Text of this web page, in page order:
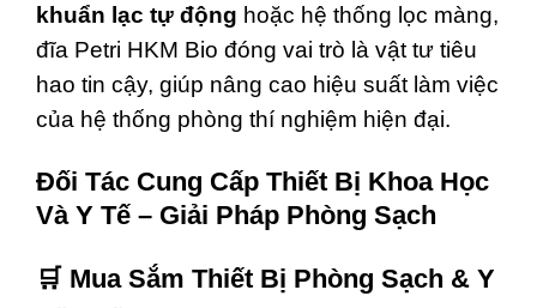
khuẩn lạc tự động hoặc hệ thống lọc màng,
đĩa Petri HKM Bio đóng vai trò là vật tư tiêu
hao tin cậy, giúp nâng cao hiệu suất làm việc
của hệ thống phòng thí nghiệm hiện đại.
Đối Tác Cung Cấp Thiết Bị Khoa Học
Và Y Tế – Giải Pháp Phòng Sạch
🛒 Mua Sắm Thiết Bị Phòng Sạch & Y